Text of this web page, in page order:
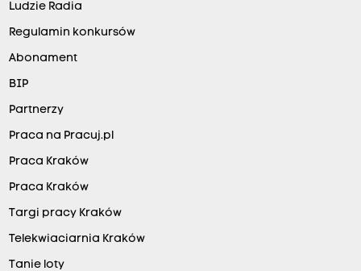
Ludzie Radia
Regulamin konkursów
Abonament
BIP
Partnerzy
Praca na Pracuj.pl
Praca Kraków
Praca Kraków
Targi pracy Kraków
Telekwiaciarnia Kraków
Tanie loty